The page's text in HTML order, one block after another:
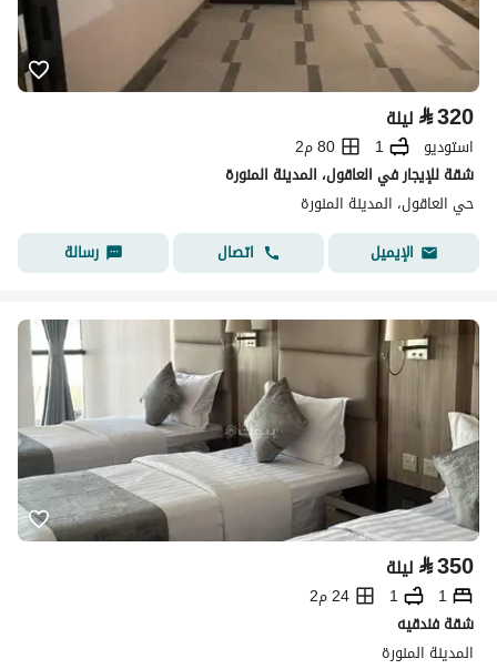
⃁320 ليلة
استوديو 1
80 م2
شقة للإيجار في العاقول، المدينة المنورة
حي العاقول، المدينة المنورة
الإيميل
اتصال رسالة
⃁350 ليلة
1
1
24 م2
شقة فندقيه
المدينة المنورة